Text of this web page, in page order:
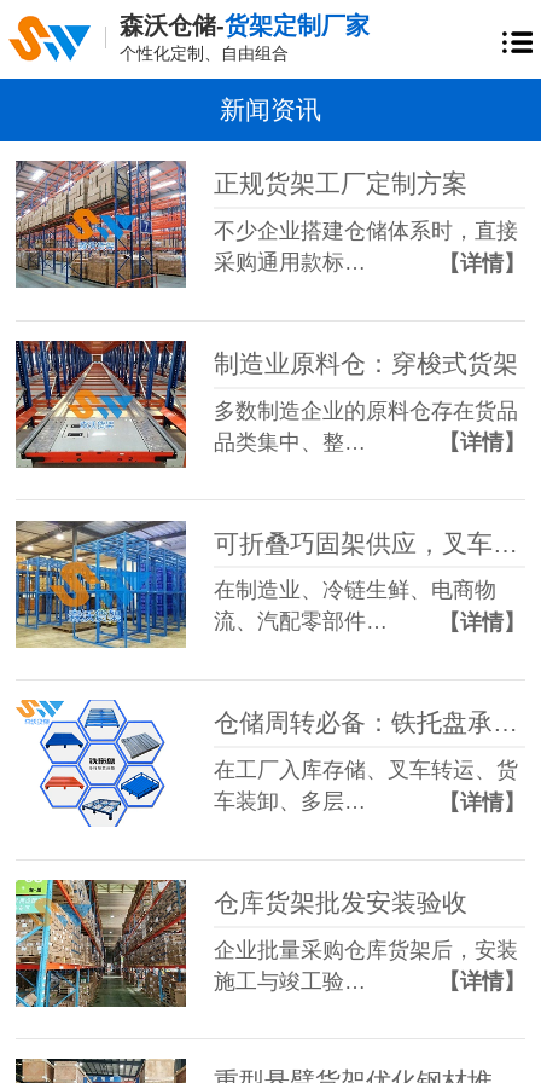
森沃仓储-货架定制厂家
个性化定制、自由组合
新闻资讯
正规货架工厂定制方案
不少企业搭建仓储体系时，直接
采购通用款标…
【详情】
制造业原料仓：穿梭式货架
多数制造企业的原料仓存在货品
品类集中、整…
【详情】
在制造业、冷链生鲜、电商物
流、汽配零部件…
【详情】
仓储周转必备：铁托盘承重设计与选型要点
在工厂入库存储、叉车转运、货
车装卸、多层…
【详情】
仓库货架批发安装验收
企业批量采购仓库货架后，安装
施工与竣工验…
【详情】